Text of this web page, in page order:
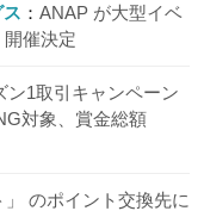
ANAP が大型イベ
開催決定
ン1取引キャンペーン
対象、賞金総額
」 のポイント交換先に